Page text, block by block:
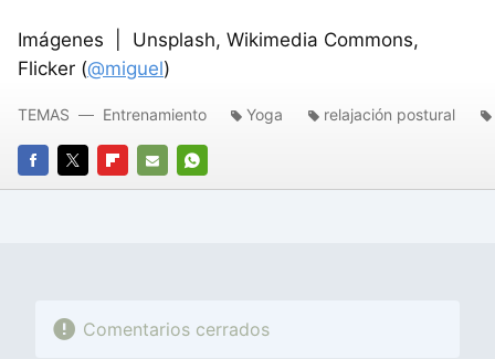
Imágenes | Unsplash, Wikimedia Commons,
Flicker (@miguel)
FACEBOOK
TWITTERFLIPBOARD
E-
WHATSAPP
TEMAS Entrenamiento Yoga relajación postural
Comentarios cerrados